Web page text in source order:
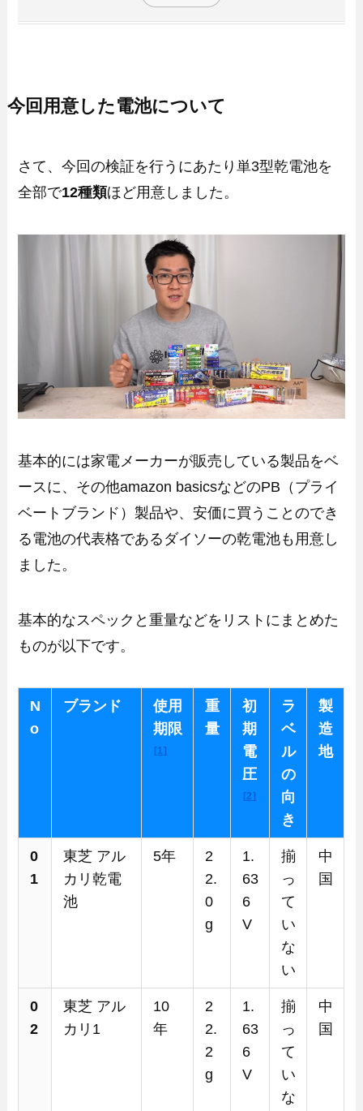
今回用意した電池について
さて、今回の検証を行うにあたり単3型乾電池を
全部で12種類ほど用意しました。
基本的には家電メーカーが販売している製品をベ
ースに、その他amazon basicsなどのPB（プライ
ベートブランド）製品や、安価に買うことのでき
る電池の代表格であるダイソーの乾電池も用意し
ました。
基本的なスペックと重量などをリストにまとめた
ものが以下です。
N
o
ブランド
使用
期限
1
重
量
初
期
電
圧
2
ラ
ベ
ル
の
向
き
製
造
地
0
1
東芝 アル
カリ乾電
池
5年
2
2.
0
g
1.
63
6
V
揃
っ
て
い
な
い
中
国
0
2
東芝 アル
カリ1
10
年
2
2.
2
g
1.
63
6
V
揃
っ
て
い
な
中
国